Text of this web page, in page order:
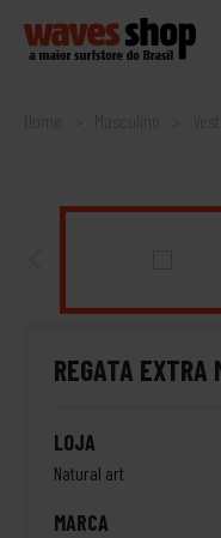
Home
REGATA EXTRA
LOJA
Natural art
MARCA